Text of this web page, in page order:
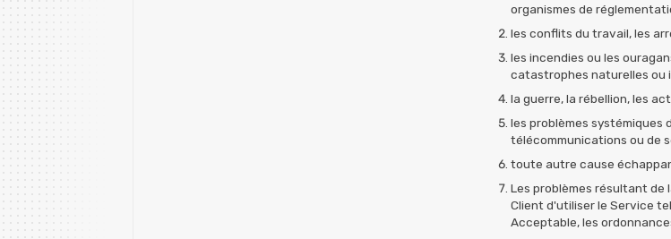
organismes de
les conflits du travail, les
les incendies ou les
catastrophes naturelles ou
la guerre, la rébellion, les
les problèmes
télécommunications ou de
toute autre cause
Les problèmes résultant de
Client d'utiliser le Service
Acceptable, les